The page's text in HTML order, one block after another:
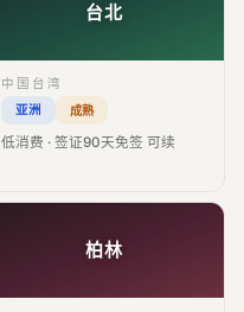
台北
中国台湾
亚洲
成熟
低消费 · 签证90天免签 可续
柏林